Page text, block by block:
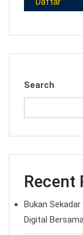
Search
Recent
Bukan
Digital